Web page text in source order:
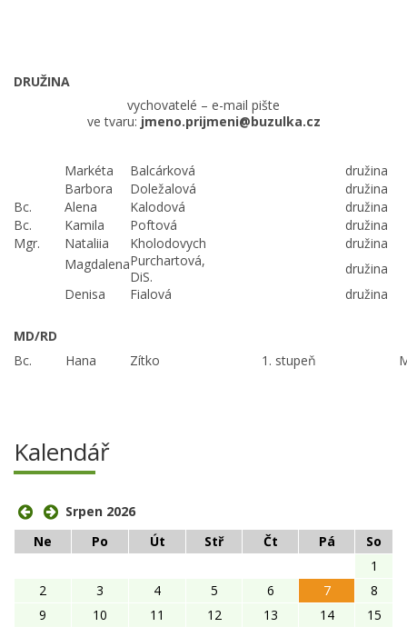
DRUŽINA
vychovatelé – e-mail pište
ve tvaru: jmeno.prijmeni@buzulka.cz
Markéta Balcárková
družina
Barbora
Doležalová
družina
Bc.
Alena Kalodová
družina
Bc.
Kamila Poftová
družina
Mgr.
Nataliia Kholodovych
družina
MagdalenaPurchartová,
DiS.
družina
Denisa
Fialová družina
MD/RD
Bc.
Hana Zítko 1. stupeň
Kalendář
Srpen 2026
Ne
Po Út Stř Čt Pá
So
1
2
3 4 5 6 7
8
9
10 11 12 13 14
15